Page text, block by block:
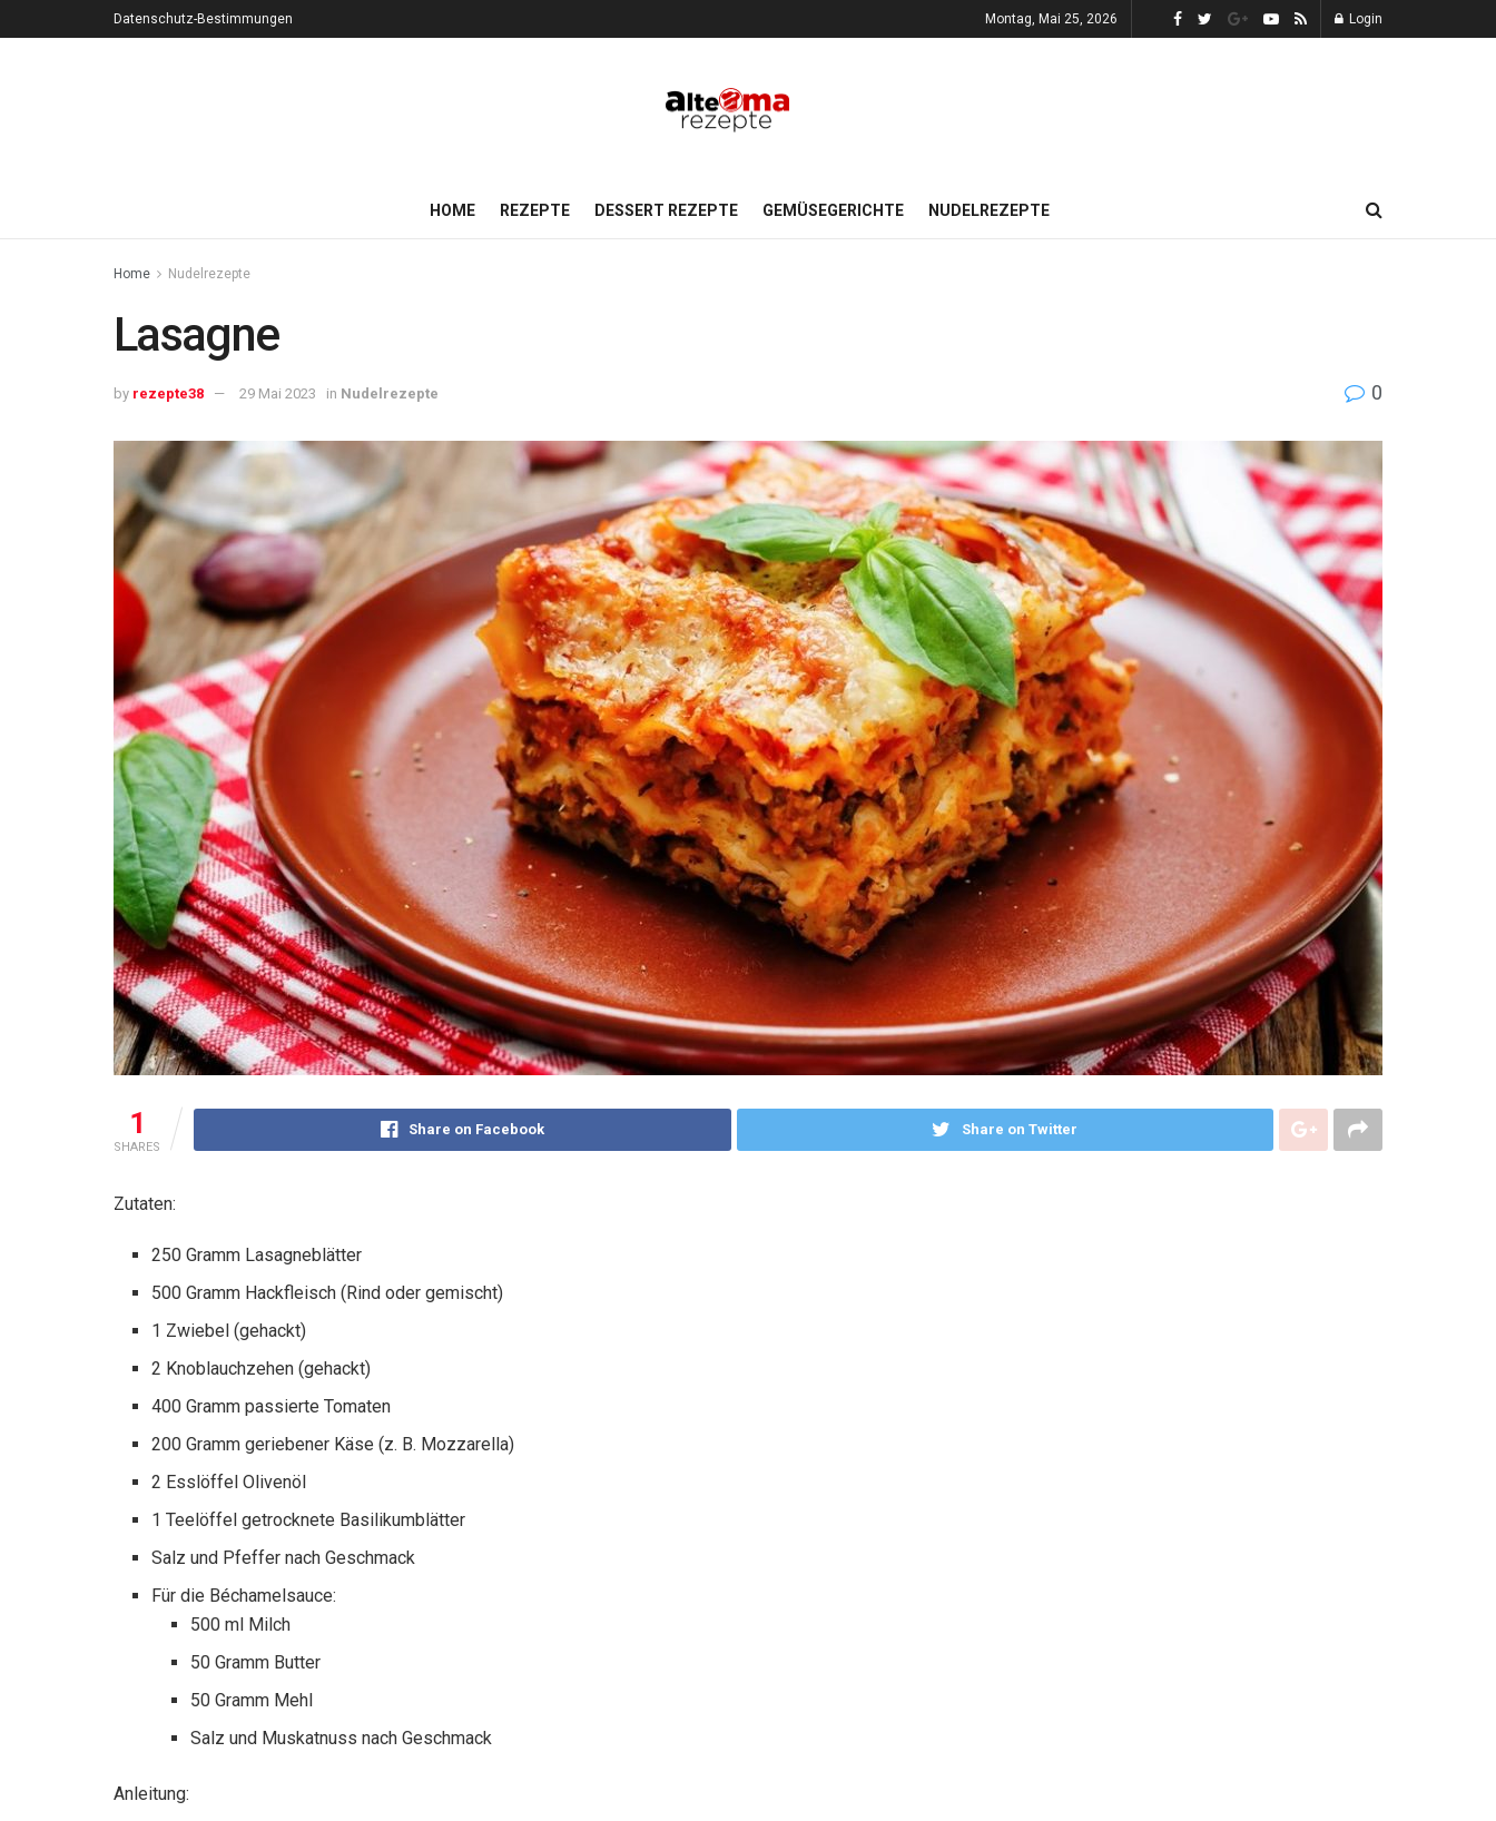
Datenschutz-Bestimmungen Montag, Mai 25, 2026 Login
HOME REZEPTE DESSERT REZEPTE GEMÜSEGERICHTE NUDELREZEPTE
Home Nudelrezepte
Lasagne
by rezepte38 29 Mai 2023 in Nudelrezepte 0
1
SHARES
Share on Facebook Share on Twitter
Zutaten:
250 Gramm Lasagneblätter
500 Gramm Hackfleisch (Rind oder gemischt)
1 Zwiebel (gehackt)
2 Knoblauchzehen (gehackt)
400 Gramm passierte Tomaten
200 Gramm geriebener Käse (z. B. Mozzarella)
2 Esslöffel Olivenöl
1 Teelöffel getrocknete Basilikumblätter
Salz und Pfeffer nach Geschmack
Für die Béchamelsauce:
500 ml Milch
50 Gramm Butter
50 Gramm Mehl
Salz und Muskatnuss nach Geschmack
Anleitung: